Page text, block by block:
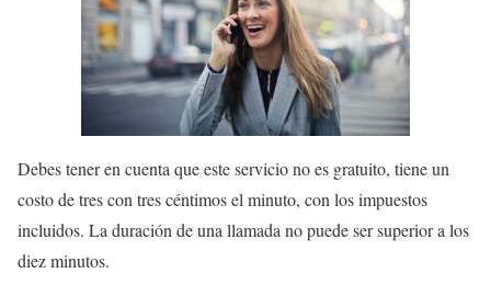
Debes tener en cuenta que este servicio no es gratuito, tiene un
costo de tres con tres céntimos el minuto, con los impuestos
incluidos. La duración de una llamada no puede ser superior a los
diez minutos.